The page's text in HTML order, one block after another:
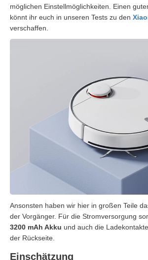
möglichen Einstellmöglichkeiten. Einen
könnt ihr euch in unseren Tests zu den
verschaffen.
Ansonsten haben wir hier in großen Teile
der Vorgänger. Für die Stromversorgung
3200 mAh Akku und auch die
der Rückseite.
Einschätzung